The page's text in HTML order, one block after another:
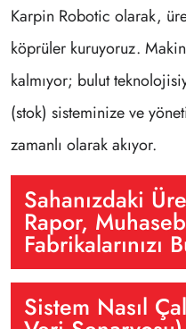
Karpin Robotic olarak,
köprüler kuruyoruz.
kalmıyor; bulut
(stok) sisteminize ve
zamanlı olarak akıyor.
Sahanızdaki
Rapor,
Fabrikalarınızı
Sistem Nasıl